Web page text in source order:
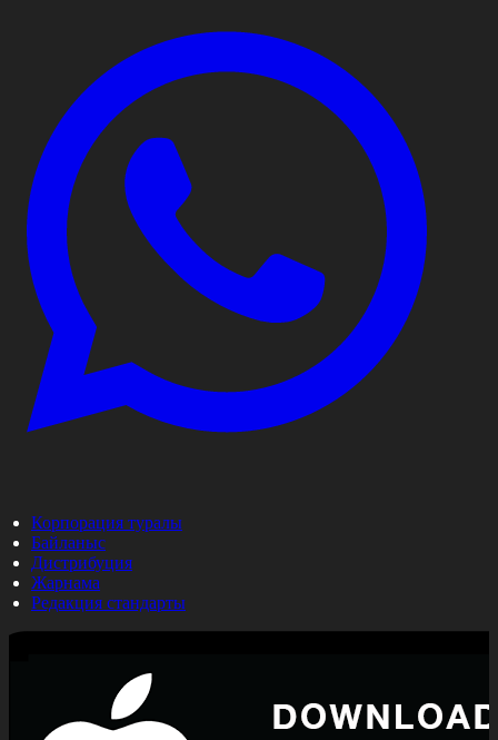
Корпорация туралы
Байланыс
Дистрибуция
Жарнама
Редакция стандарты